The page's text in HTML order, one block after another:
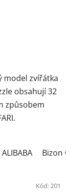
model zvířátka
obsahují 32
způsobem
Bizon
Kód: 201